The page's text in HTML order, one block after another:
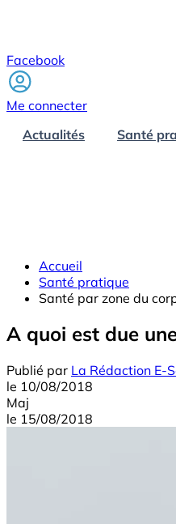
Facebook
Me connecter
Actualités
Santé
Accueil
Santé pratique
Santé par zone du
A quoi est due
Publié par La Rédaction E-
le 10/08/2018
Maj
le 15/08/2018